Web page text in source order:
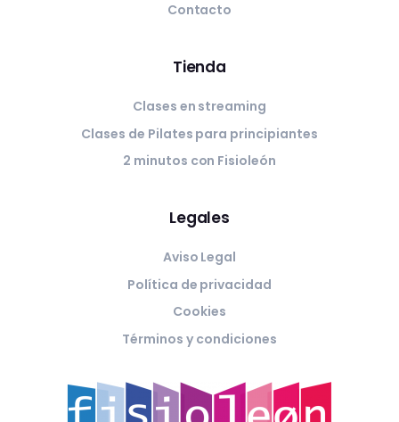
Contacto
Tienda
Clases en streaming
Clases de Pilates para principiantes
2 minutos con Fisioleón
Legales
Aviso Legal
Política de privacidad
Cookies
Términos y condiciones